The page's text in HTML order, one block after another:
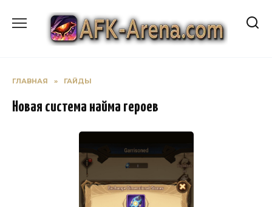
содержанию
ГЛАВНАЯ » ГАЙДЫ
Новая система найма героев